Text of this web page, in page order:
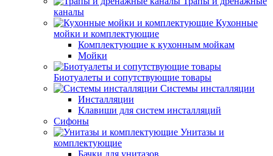
каналы
Кухонные
мойки и комплектующие
Комплектующие к кухонным мойкам
Мойки
Биотуалеты и сопутствующие товары
Системы инсталляции
Инсталляции
Клавиши для систем инсталляций
Сифоны
Унитазы и
комплектующие
Бачки для унитазов